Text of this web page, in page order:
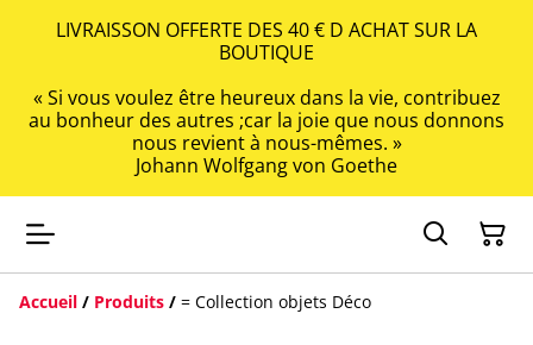
LIVRAISSON OFFERTE DES 40 € D ACHAT SUR LA
BOUTIQUE
« Si vous voulez être heureux dans la vie, contribuez
au bonheur des autres ;car la joie que nous donnons
nous revient à nous-mêmes. »
Johann Wolfgang von Goethe
Accueil / Produits / = Collection objets Déco